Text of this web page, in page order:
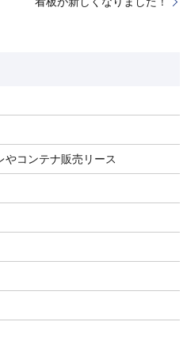
やコンテナ販売リース